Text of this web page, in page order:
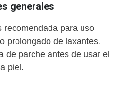
generales
recomendada para uso
prolongado de laxantes.
de parche antes de usar el
piel.